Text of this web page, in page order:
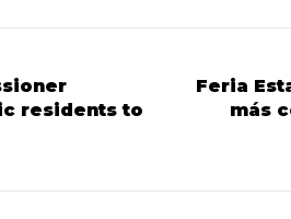
residents to
Feria
más